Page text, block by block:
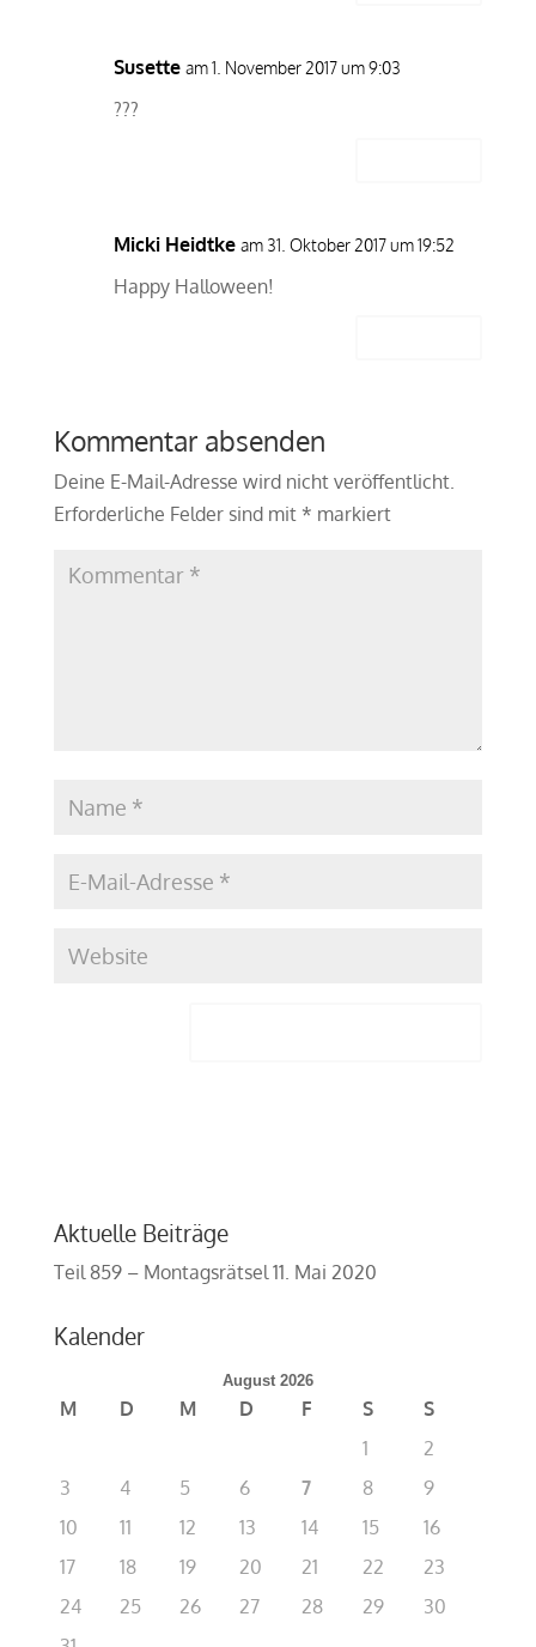
Susette am 1. November 2017 um 9:03
???
Micki Heidtke am 31. Oktober 2017 um 19:52
Happy Halloween!
Kommentar absenden
Deine E-Mail-Adresse wird nicht veröffentlicht.
Erforderliche Felder sind mit * markiert
Aktuelle Beiträge
Teil 859 – Montagsrätsel 11. Mai 2020
Kalender
August 2026
M D M D F S
S
1
2
3
4 5 6 7 8
9
10
11 12 13 14 15
16
17
18 19 20 21 22
23
24
25 26 27 28 29
30